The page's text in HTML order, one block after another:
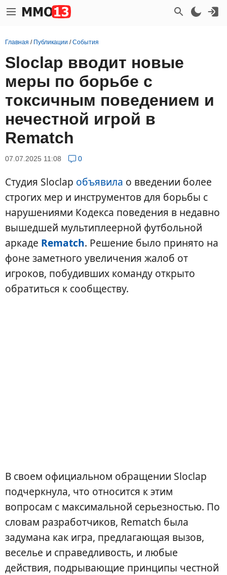
Главная / Публикации /События
Sloclap вводит новые
меры по борьбе с
токсичным поведением и
нечестной игрой в
Rematch
07.07.2025 11:08 0
Студия Sloclap объявила о введении более
строгих мер и инструментов для борьбы с
нарушениями Кодекса поведения в недавно
вышедшей мультиплеерной футбольной
аркаде Rematch. Решение было принято на
фоне заметного увеличения жалоб от
игроков, побудивших команду открыто
обратиться к сообществу.
В своем официальном обращении Sloclap
подчеркнула, что относится к этим
вопросам с максимальной серьезностью. По
словам разработчиков, Rematch была
задумана как игра, предлагающая вызов,
веселье и справедливость, и любые
действия, подрывающие принципы честной